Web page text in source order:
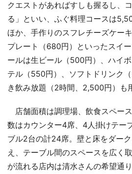
クエストがあればすしも握るし、
る」といい、ふぐ料理コースは
ほか、手作りのスフレチーズケー
プレート（680円）といったスイ
ールは生ビール（500円）、ハイ
テル（550円）、ソフトドリンク
き飲み放題（2時間、2,500円）も
店舗面積は調理場、飲食スペー
数はカウンター4席、4人掛けテー
ブル2台の計24席。壁と床をダー
え、テーブル間のスペースを広く
が流れる店内は清水さんの希望通